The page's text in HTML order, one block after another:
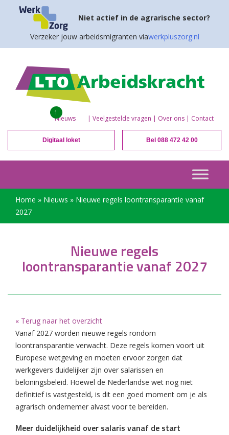
Niet actief in de agrarische sector?
Verzeker jouw arbeidsmigranten viawerkpluszorg.nl
Nieuws
1
| Veelgestelde vragen | Over ons | Contact
Digitaal loket Bel 088 472 42 00
Home » Nieuws » Nieuwe regels loontransparantie vanaf
2027
Nieuwe regels
loontransparantie vanaf 2027
« Terug naar het overzicht
Vanaf 2027 worden nieuwe regels rondom
loontransparantie verwacht. Deze regels komen voort uit
Europese wetgeving en moeten ervoor zorgen dat
werkgevers duidelijker zijn over salarissen en
beloningsbeleid. Hoewel de Nederlandse wet nog niet
definitief is vastgesteld, is dit een goed moment om je als
agrarisch ondernemer alvast voor te bereiden.
Meer duidelijkheid over salaris vanaf de start